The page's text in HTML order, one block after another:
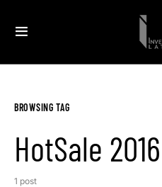
BROWSING TAG
HotSale 2016
1 post